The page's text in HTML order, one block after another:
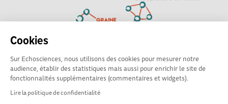
Cookies
Sur Echosciences, nous utilisons des cookies pour mesurer notre
audience, établir des statistiques mais aussi pour enrichir le site de
fonctionnalités supplémentaires (commentaires et widgets).
Lire la politique de confidentialité
Explorer, s’exprimer, rentrer en contact : Echosciences
Hauts-de-France est le réseau social des amateurs de
sciences et de technologies du territoire